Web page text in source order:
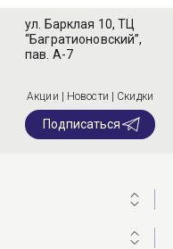
ул. Барклая 10, ТЦ
“Багратионовский”,
пав. А-7
Акции | Новости | Скидки
Подписаться